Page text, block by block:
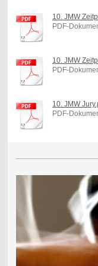
10. JMW
PDF-
10. JMW
PDF-
10. JMW
PDF-